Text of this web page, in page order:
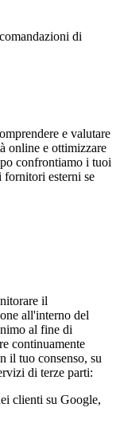
di
e valutare
online e ottimizzare
confrontiamo i tuoi
fornitori esterni se
il
all'interno del
al fine di
continuamente
il tuo consenso, su
di terze parti:
clienti su Google,